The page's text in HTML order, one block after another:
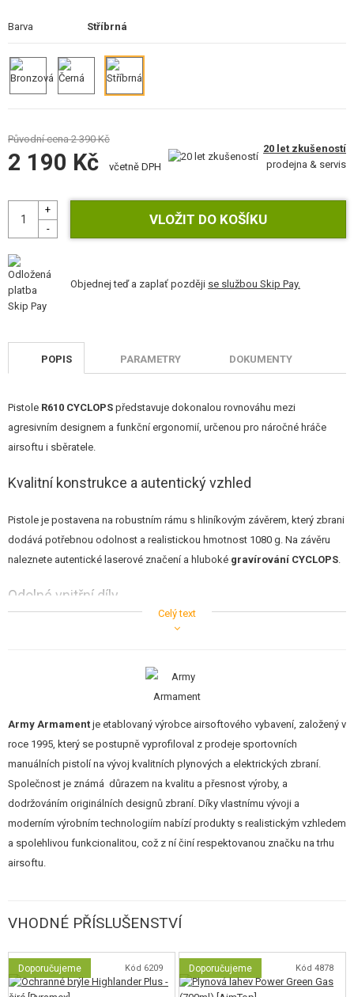
SLEVY, AKCE
KONTAKT
Barva Stříbrná
Původní cena2 390 Kč
2 190 Kč včetně DPH
20 let zkušeností
prodejna & servis
Objednej teď a zaplať později se službou Skip Pay.
POPIS PARAMETRY DOKUMENTY
Pistole R610 CYCLOPS představuje dokonalou rovnováhu mezi
agresivním designem a funkční ergonomií, určenou pro náročné hráče
airsoftu i sběratele.
Kvalitní konstrukce a autentický vzhled
Pistole je postavena na robustním rámu s hliníkovým závěrem, který zbrani
dodává potřebnou odolnost a realistickou hmotnost 1080 g. Na závěru
naleznete autentické laserové značení a hluboké gravírování CYCLOPS.
Odolné vnitřní díly
zahrnují:
Vylepšené ocelové kladívko, záchyt kladívka, přerušovač, úderník
Všechny díly jsou plně kompatibilní se standardem TM (Tokyo Marui),
Ergonomie a ovládací prvky
pevný úchop v jakýchkoliv podmínkách.
Mířidla: Světlovodná muška a výškově i stranově stavitelné hledí
zajišťují rychlé a přesné zamíření.
Bezpečnost: Pistole disponuje oboustrannou manuální pojistkou a
Zbraň je dodávána se zásobníkem o kapacitě
těsnost a stabilitu výkonu. Tělo zásobníku jezesílenépro ochranu při
pádu.
Celý text
Army Armament je etablovaný výrobce airsoftového vybavení, založený v
roce 1995, který se postupně vyprofiloval z prodeje sportovních
manuálních pistolí na vývoj kvalitních plynových a elektrických zbraní.
Společnost je známá důrazem na kvalitu a přesnost výroby, a
dodržováním originálních designů zbraní. Díky vlastnímu vývoji a
moderním výrobním technologiím nabízí produkty s realistickým vzhledem
a spolehlivou funkcionalitou, což z ní činí respektovanou značku na trhu
airsoftu.
VHODNÉ PŘÍSLUŠENSTVÍ
Doporučujeme Kód 6209 Doporučujeme Kód 4878